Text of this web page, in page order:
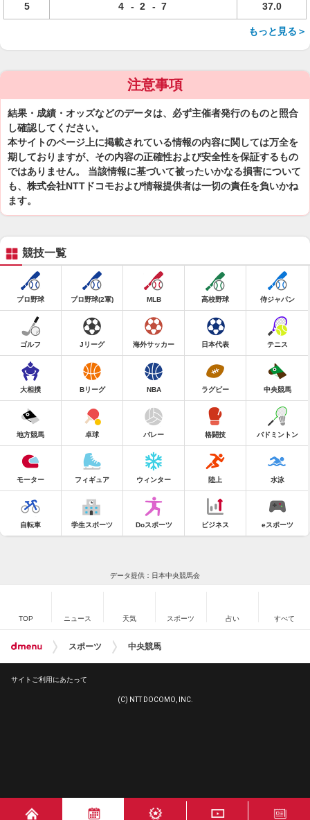
5 4 - 2 - 7 37.0
もっと見る＞
注意事項
結果・成績・オッズなどのデータは、必ず主催者発行のものと照合
し確認してください。
本サイトのページ上に掲載されている情報の内容に関しては万全を
期しておりますが、その内容の正確性および安全性を保証するもの
ではありません。 当該情報に基づいて被ったいかなる損害について
も、株式会社NTTドコモおよび情報提供者は一切の責任を負いかね
ます。
競技一覧
プロ野球 プロ野球(2軍) MLB 高校野球 侍ジャパン
ゴルフ Jリーグ 海外サッカー 日本代表 テニス
大相撲 Bリーグ NBA ラグビー 中央競馬
地方競馬 卓球 バレー 格闘技 バドミントン
モーター フィギュア ウィンター 陸上 水泳
自転車 学生スポーツ Doスポーツ ビジネス eスポーツ
データ提供：日本中央競馬会
TOP ニュース 天気 スポーツ 占い すべて
スポーツ 中央競馬
サイトご利用にあたって
(C) NTT DOCOMO, INC.